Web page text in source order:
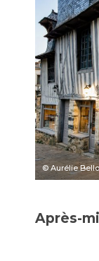
© Aurélie
Après-